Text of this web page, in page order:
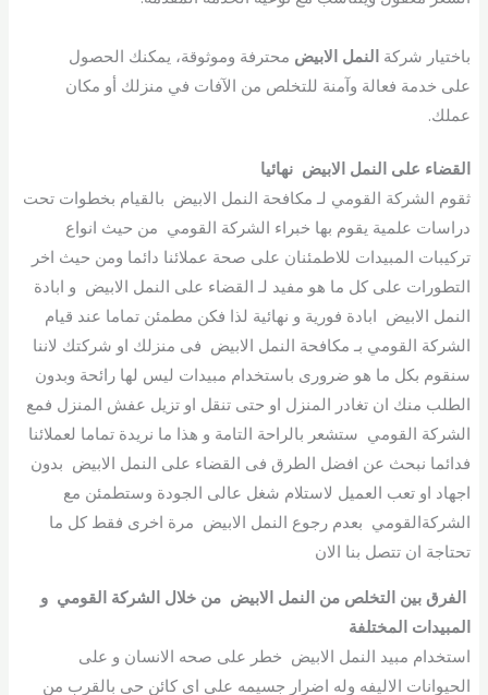
باختيار شركة النمل الابيض محترفة وموثوقة، يمكنك الحصول
على خدمة فعالة وآمنة للتخلص من الآفات في منزلك أو مكان
عملك.
القضاء على النمل الابيض نهائيا
ثقوم الشركة القومي لـ مكافحة النمل الابيض بالقيام بخطوات تحت
دراسات علمية يقوم بها خبراء الشركة القومي من حيث انواع
تركيبات المبيدات للاطمئنان على صحة عملائنا دائما ومن حيث اخر
التطورات على كل ما هو مفيد لـ القضاء على النمل الابيض و ابادة
النمل الابيض ابادة فورية و نهائية لذا فكن مطمئن تماما عند قيام
الشركة القومي بـ مكافحة النمل الابيض فى منزلك او شركتك لاننا
سنقوم بكل ما هو ضرورى باستخدام مبيدات ليس لها رائحة وبدون
الطلب منك ان تغادر المنزل او حتى تنقل او تزيل عفش المنزل فمع
الشركة القومي ستشعر بالراحة التامة و هذا ما نريدة تماما لعملائنا
فدائما نبحث عن افضل الطرق فى القضاء على النمل الابيض بدون
اجهاد او تعب العميل لاستلام شغل عالى الجودة وستطمئن مع
الشركةالقومي بعدم رجوع النمل الابيض مرة اخرى فقط كل ما
تحتاجة ان تتصل بنا الان
الفرق بين التخلص من النمل الابيض من خلال الشركة القومي و
المبيدات المختلفة
استخدام مبيد النمل الابيض خطر على صحه الانسان و على
الحيوانات الاليفه وله اضرار جسيمه على اى كائن حى بالقرب من